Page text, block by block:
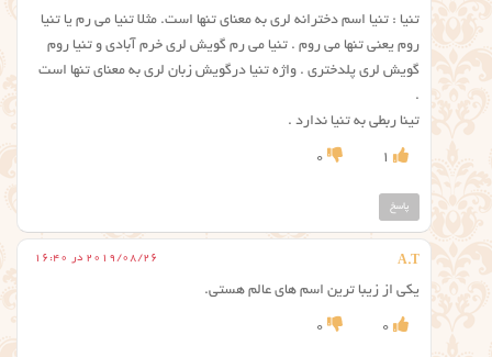
تنیا : تنیا اسم دخترانه لری به معنای تنها است. مثلا تنیا می رم یا تنیا
روم یعنی تنها می روم . تنیا می رم گویش لری خرم آبادی و تنیا روم
گویش لری پلدختری . واژه تنیا درگویش زبان لری به معنای تنها است
.
تینا ربطی به تنیا ندارد .
1
0
پاسخ
A.T 2019/08/26 در 16:40
یکی از زیبا ترین اسم های عالم هستی.
0
0